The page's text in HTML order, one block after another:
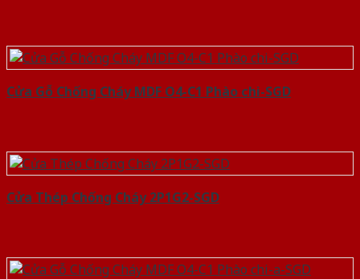
Cửa Gỗ Chống Cháy MDF O4-C1 Phào chi-SGD
Cửa Thép Chống Cháy 2P1G2-SGD